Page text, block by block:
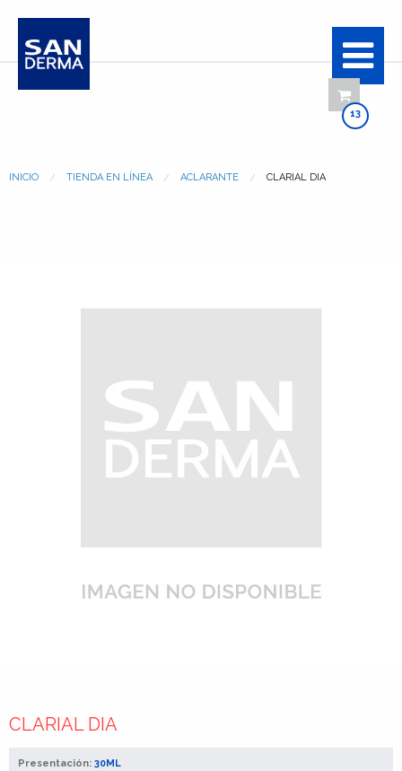
13
INICIO TIENDA EN LÍNEA ACLARANTE CLARIAL DIA
CLARIAL DIA
Presentación: 30ML